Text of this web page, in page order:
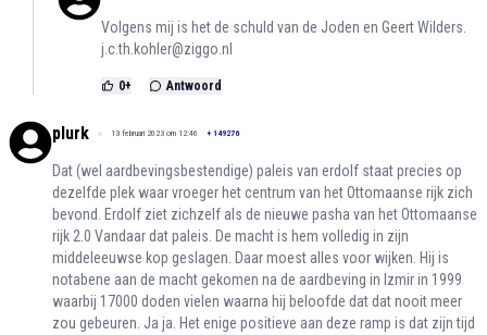
Volgens mij is het de schuld van de Joden en Geert Wilders.
j.c.th.kohler@ziggo.nl
0+ Antwoord
plurk 13 februari 2023 om 12:46 + 149276
Dat (wel aardbevingsbestendige) paleis van erdolf staat precies op
dezelfde plek waar vroeger het centrum van het Ottomaanse rijk zich
bevond. Erdolf ziet zichzelf als de nieuwe pasha van het Ottomaanse
rijk 2.0 Vandaar dat paleis. De macht is hem volledig in zijn
middeleeuwse kop geslagen. Daar moest alles voor wijken. Hij is
notabene aan de macht gekomen na de aardbeving in Izmir in 1999
waarbij 17000 doden vielen waarna hij beloofde dat dat nooit meer
zou gebeuren. Ja ja. Het enige positieve aan deze ramp is dat zijn tijd